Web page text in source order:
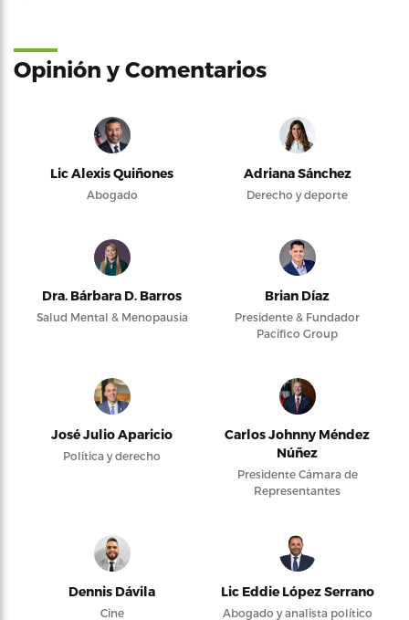
Opinión y Comentarios
Lic Alexis Quiñones
Abogado
Adriana Sánchez
Derecho y deporte
Dra. Bárbara D. Barros
Salud Mental & Menopausia
Brian Díaz
Presidente & Fundador
Pacifico Group
José Julio Aparicio
Política y derecho
Carlos Johnny Méndez
Núñez
Presidente Cámara de
Representantes
Dennis Dávila
Cine
Lic Eddie López Serrano
Abogado y analista político